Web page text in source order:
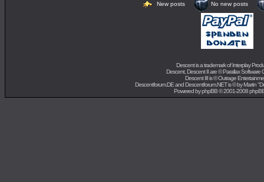
New posts No new posts
Descent is a trademark ofInterplay
Descent, Descent II are ©Parallax Software
Descent III is ©Outrage
Descentforum.DE and Descentforum.NET is © byMartin
Powered byphpBB© 2001-2008